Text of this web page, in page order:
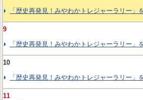
「歴史再発見！みやわかトレジャーラリー」
9
「歴史再発見！みやわかトレジャーラリー」
10
「歴史再発見！みやわかトレジャーラリー」
11